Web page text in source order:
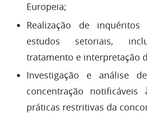
Europeia;
Realização de
estudos setoriais,
tratamento e interpretação
Investigação e análise
concentração
práticas restritivas da